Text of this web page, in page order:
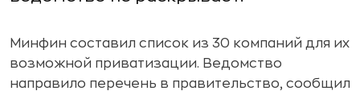
Минфин составил список из 30 компаний для их
возможной приватизации. Ведомство
направило перечень в правительство, сообщил